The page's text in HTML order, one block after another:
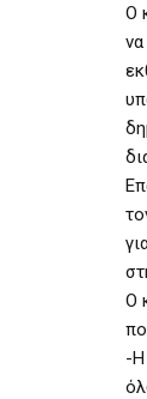
Ο
Ο
-Η